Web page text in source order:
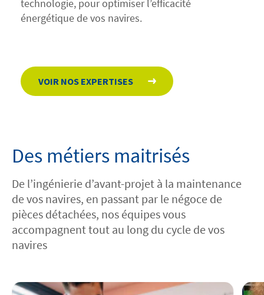
technologie, pour optimiser l’efficacité
énergétique de vos navires.
VOIR NOS EXPERTISES
Des métiers maitrisés
De l’ingénierie d’avant-projet à la maintenance
de vos navires, en passant par le négoce de
pièces détachées, nos équipes vous
accompagnent tout au long du cycle de vos
navires